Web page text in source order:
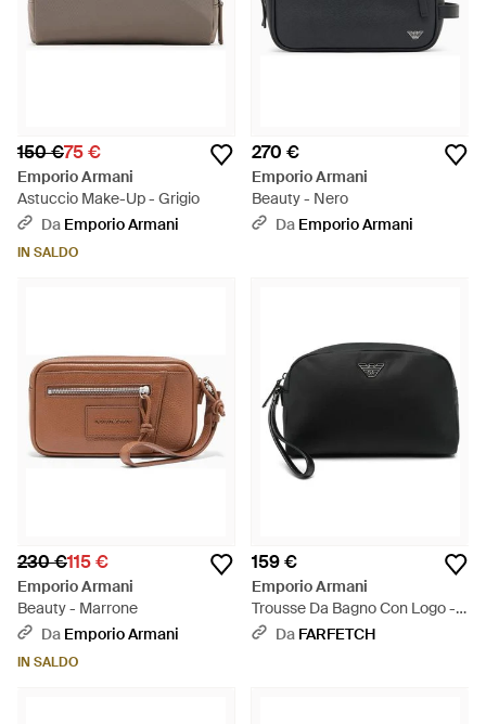
150 €75 €
Emporio Armani
Astuccio Make-Up - Grigio
Da Emporio Armani
IN SALDO
270 €
Emporio Armani
Beauty - Nero
Da Emporio Armani
230 €115 €
Emporio Armani
Beauty - Marrone
Da Emporio Armani
IN SALDO
159 €
Emporio Armani
Trousse Da Bagno Con Logo -
NeroDa FARFETCH